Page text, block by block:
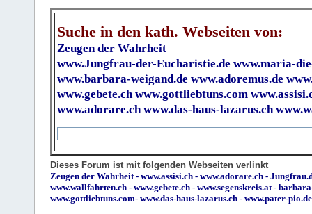
Suche in den kath. Webseiten von:
Zeugen der Wahrheit
www.Jungfrau-der-Eucharistie.de www.maria-
www.barbara-weigand.de www.adoremus.de
www.gebete.ch www.gottliebtuns.com
www.adorare.ch www.das-haus-lazarus.ch
Dieses Forum ist mit folgenden Webseiten verlinkt
Zeugen der Wahrheit- www.assisi.ch - www.adorare.ch -
www.wallfahrten.ch - www.gebete.ch - www.segenskreis.at-
www.gottliebtuns.com- www.das-haus-lazarus.ch - www.pater-pio.de